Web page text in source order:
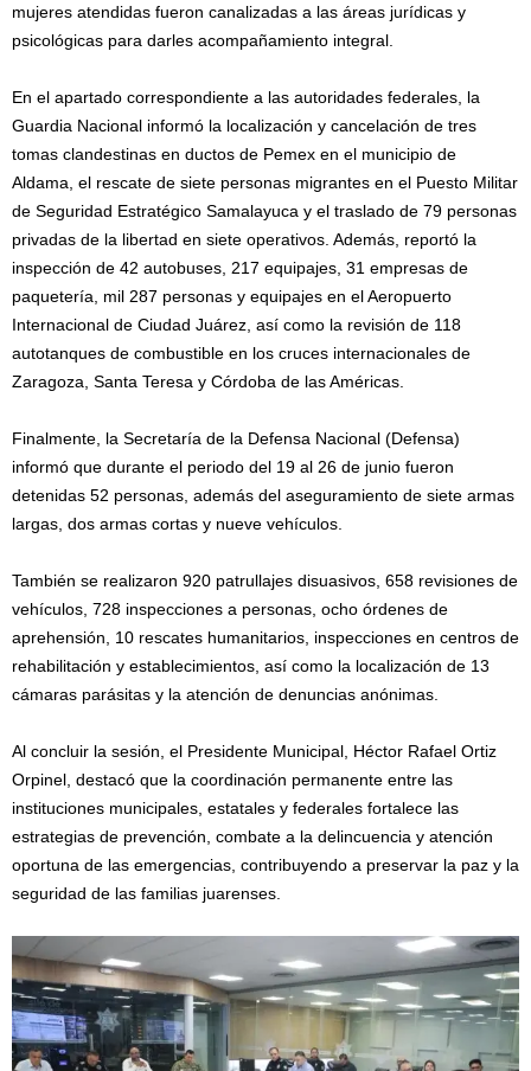
mujeres atendidas fueron canalizadas a las áreas jurídicas y
psicológicas para darles acompañamiento integral.
En el apartado correspondiente a las autoridades federales, la
Guardia Nacional informó la localización y cancelación de tres
tomas clandestinas en ductos de Pemex en el municipio de
Aldama, el rescate de siete personas migrantes en el Puesto Militar
de Seguridad Estratégico Samalayuca y el traslado de 79 personas
privadas de la libertad en siete operativos. Además, reportó la
inspección de 42 autobuses, 217 equipajes, 31 empresas de
paquetería, mil 287 personas y equipajes en el Aeropuerto
Internacional de Ciudad Juárez, así como la revisión de 118
autotanques de combustible en los cruces internacionales de
Zaragoza, Santa Teresa y Córdoba de las Américas.
Finalmente, la Secretaría de la Defensa Nacional (Defensa)
informó que durante el periodo del 19 al 26 de junio fueron
detenidas 52 personas, además del aseguramiento de siete armas
largas, dos armas cortas y nueve vehículos.
También se realizaron 920 patrullajes disuasivos, 658 revisiones de
vehículos, 728 inspecciones a personas, ocho órdenes de
aprehensión, 10 rescates humanitarios, inspecciones en centros de
rehabilitación y establecimientos, así como la localización de 13
cámaras parásitas y la atención de denuncias anónimas.
Al concluir la sesión, el Presidente Municipal, Héctor Rafael Ortiz
Orpinel, destacó que la coordinación permanente entre las
instituciones municipales, estatales y federales fortalece las
estrategias de prevención, combate a la delincuencia y atención
oportuna de las emergencias, contribuyendo a preservar la paz y la
seguridad de las familias juarenses.